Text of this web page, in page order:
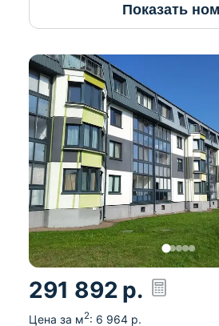
Показать
291 892 р.
Цена за м2: 6 964 р.